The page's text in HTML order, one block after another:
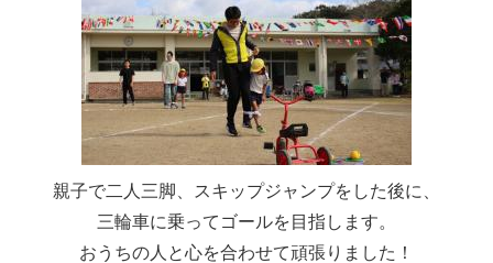
親子で二人三脚、スキップジャンプをした後に、
三輪車に乗ってゴールを目指します。
おうちの人と心を合わせて頑張りました！